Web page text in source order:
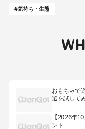
#気持ち・生態
おもちゃで
選を試して
【2026年
ント